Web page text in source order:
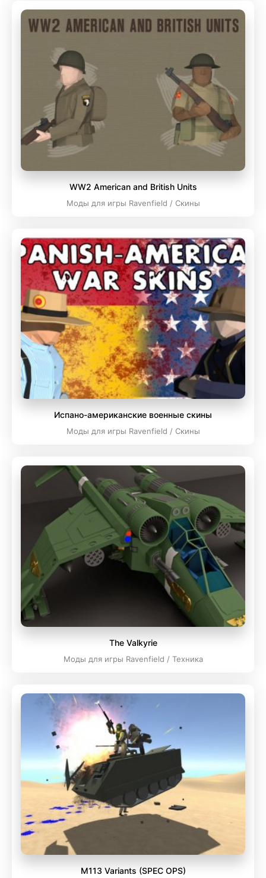
WW2 American and British Units
Моды для игры Ravenfield / Скины
Испано-американские военные скины
Моды для игры Ravenfield / Скины
The Valkyrie
Моды для игры Ravenfield / Техника
M113 Variants (SPEC OPS)